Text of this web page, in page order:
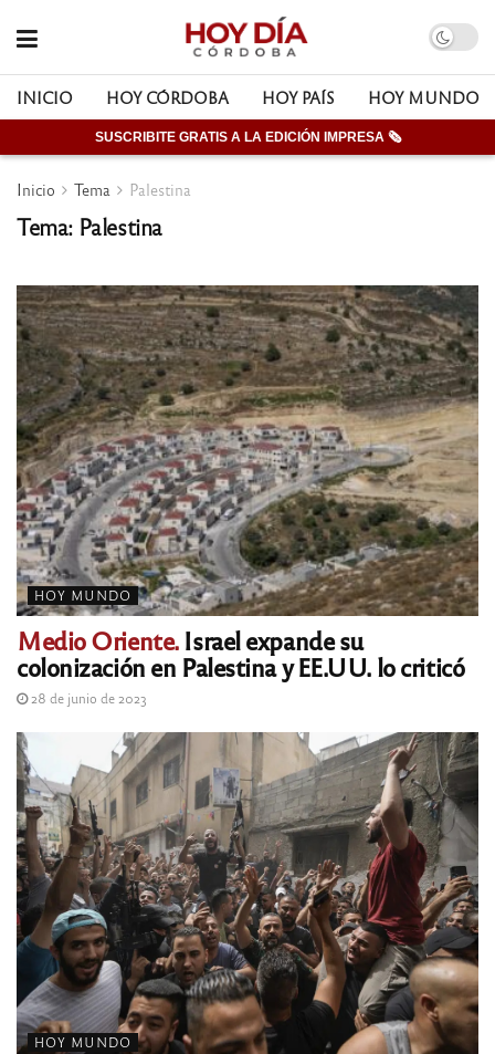
INICIO HOY CÓRDOBA HOY PAÍS HOY MUNDO
SUSCRIBITE GRATIS A LA EDICIÓN IMPRESA 🗞
Inicio Tema Palestina
Tema: Palestina
HOY MUNDO
Medio Oriente.Israel expande su
colonización en Palestina y EE.UU. lo criticó
28 de junio de 2023
HOY MUNDO